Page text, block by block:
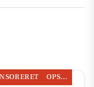
OPSLAGSTAVLEN